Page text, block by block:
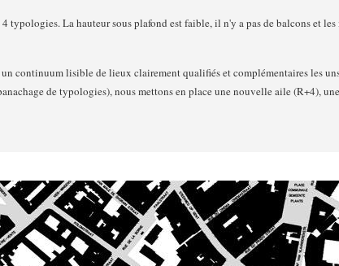
typologies. La hauteur sous plafond est faible, il n'y a pas de balcons et
continuum lisible de lieux clairement qualifiés et complémentaires les
de typologies), nous mettons en place une nouvelle aile (R+4),